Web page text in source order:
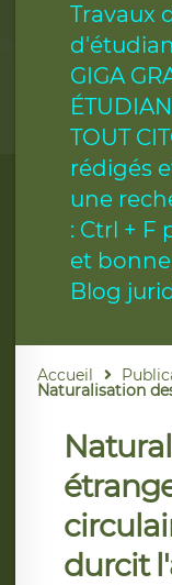
Travaux
GIGA
TOUT
rédigés
une
: Ctrl + F
et
Blog
Accueil
Naturalisation
durcit